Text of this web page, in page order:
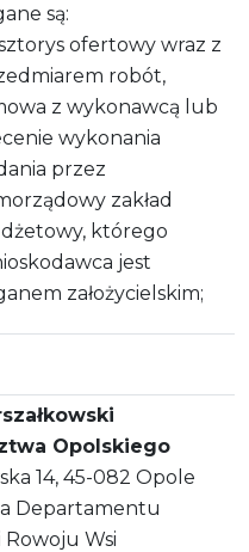
są:
ofertowy wraz z
robót,
z wykonawcą lub
wykonania
przez
zakład
którego
jest
założycielskim;
Opolskiego
14, 45-082 Opole
Departamentu
Wsi